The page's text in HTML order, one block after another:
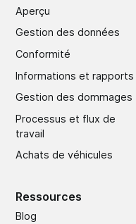
Aperçu
Gestion des données
Conformité
Informations et rapports
Gestion des dommages
Processus et flux de
travail
Achats de véhicules
Ressources
Blog